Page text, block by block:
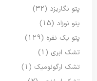
پتو نگاریزد (32)
پتو نوزاد (15)
پتو یک نفره (129)
تشک ابری (1)
تشک ارگونومیک (1)